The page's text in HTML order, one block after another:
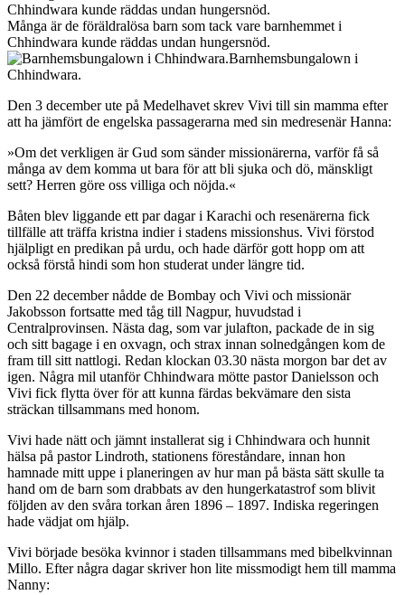
Många är de föräldralösa barn som tack vare barnhemmet i
Chhindwara kunde räddas undan hungersnöd.
Barnhemsbungalown i
Chhindwara.
Den 3 december ute på Medelhavet skrev Vivi till sin mamma efter
att ha jämfört de engelska passagerarna med sin medresenär Hanna:
»Om det verkligen är Gud som sänder missionärerna, varför få så
många av dem komma ut bara för att bli sjuka och dö, mänskligt
sett? Herren göre oss villiga och nöjda.«
Båten blev liggande ett par dagar i Karachi och resenärerna fick
tillfälle att träffa kristna indier i stadens missionshus. Vivi förstod
hjälpligt en predikan på urdu, och hade därför gott hopp om att
också förstå hindi som hon studerat under längre tid.
Den 22 december nådde de Bombay och Vivi och missionär
Jakobsson fortsatte med tåg till Nagpur, huvudstad i
Centralprovinsen. Nästa dag, som var julafton, packade de in sig
och sitt bagage i en oxvagn, och strax innan solnedgången kom de
fram till sitt nattlogi. Redan klockan 03.30 nästa morgon bar det av
igen. Några mil utanför Chhindwara mötte pastor Danielsson och
Vivi fick flytta över för att kunna färdas bekvämare den sista
sträckan tillsammans med honom.
Vivi hade nätt och jämnt installerat sig i Chhindwara och hunnit
hälsa på pastor Lindroth, stationens föreståndare, innan hon
hamnade mitt uppe i planeringen av hur man på bästa sätt skulle ta
hand om de barn som drabbats av den hungerkatastrof som blivit
följden av den svåra torkan åren 1896 – 1897. Indiska regeringen
hade vädjat om hjälp.
Vivi började besöka kvinnor i staden tillsammans med bibelkvinnan
Millo. Efter några dagar skriver hon lite missmodigt hem till mamma
Nanny: